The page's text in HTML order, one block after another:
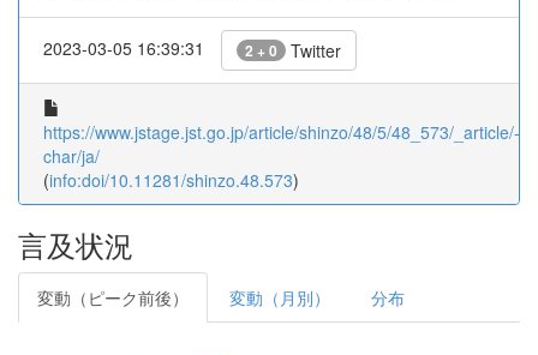
2023-03-05 16:39:31 2 + 0 Twitter
https://www.jstage.jst.go.jp/article/shinzo/48/5/48_573/_article/-
char/ja/
(info:doi/10.11281/shinzo.48.573)
言及状況
変動（ピーク前後） 変動（月別） 分布